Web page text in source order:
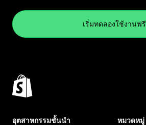
เริ่มทดลองใช้งานฟรี
อุตสาหกรรมชั้นนำ หมวดหมู่